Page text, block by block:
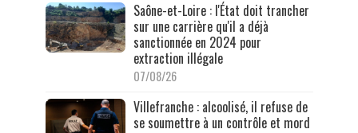
Saône-et-Loire : l'État doit trancher
sur une carrière qu'il a déjà
sanctionnée en 2024 pour
extraction illégale
07/08/26
Villefranche : alcoolisé, il refuse de
se soumettre à un contrôle et mord